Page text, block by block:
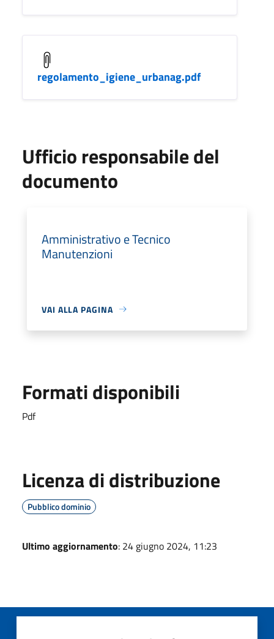
regolamento_igiene_urbanag.pdf
Ufficio responsabile del
documento
Amministrativo e Tecnico
Manutenzioni
VAI ALLA PAGINA
Formati disponibili
Pdf
Licenza di distribuzione
Pubblico dominio
Ultimo aggiornamento: 24 giugno 2024, 11:23